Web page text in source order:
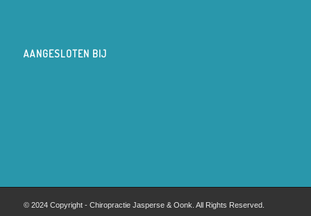
AANGESLOTEN BIJ
© 2024 Copyright - Chiropractie Jasperse & Oonk. All Rights Reserved.